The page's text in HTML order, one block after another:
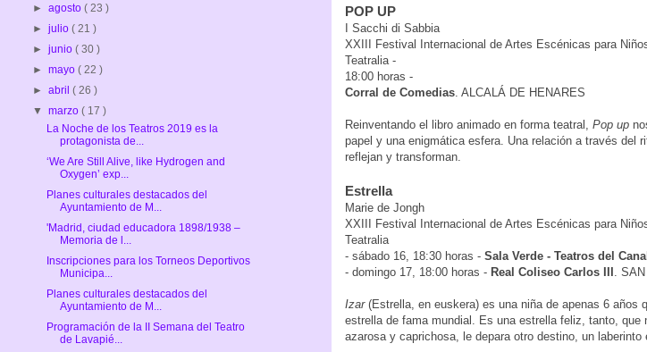
POP UP
I Sacchi di Sabbia
XXIII Festival Internacional de Artes Escénicas para
Teatralia -
18:00 horas -
Corral de Comedias . ALCALÁ DE HENARES
Reinventando el libro animado en forma teatral, Pop up
papel y una enigmática esfera. Una relación a través del
reflejan y transforman.
Estrella
Marie de Jongh
XXIII Festival Internacional de Artes Escénicas para
Teatralia
- sábado 16, 18:30 horas - Sala Verde - Teatros del
- domingo 17, 18:00 horas - Real Coliseo Carlos III .
Izar (Estrella, en euskera) es una niña de apenas 6 años
estrella de fama mundial. Es una estrella feliz, tanto, que
azarosa y caprichosa, le depara otro destino, un laberinto
►agosto( 23 )
►julio( 21 )
►junio( 30 )
►mayo( 22 )
►abril( 26 )
▼marzo( 17 )
La Noche de los Teatros 2019 es la
protagonista de...
‘We Are Still Alive, like Hydrogen and
Oxygen’ exp...
Planes culturales destacados del
Ayuntamiento de M...
'Madrid, ciudad educadora 1898/1938 –
Memoria de l...
Inscripciones para los Torneos Deportivos
Municipa...
Planes culturales destacados del
Ayuntamiento de M...
Programación de la II Semana del Teatro
de Lavapié...